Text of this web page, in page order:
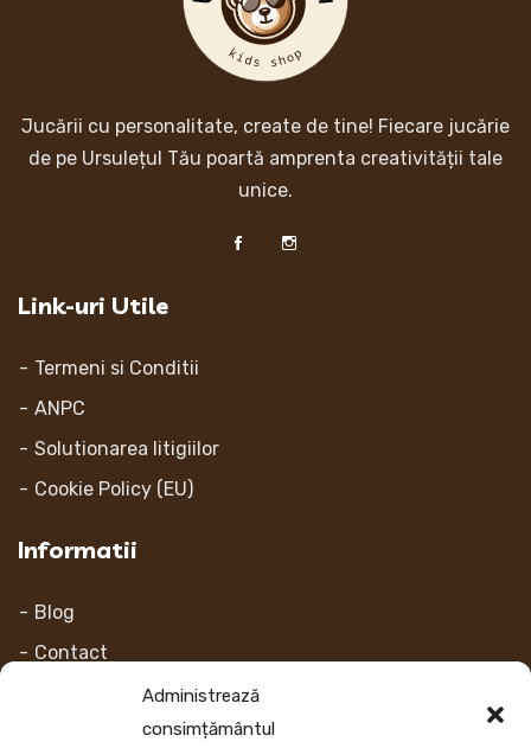
Administrează
consimțământul
Jucării cu personalitate, create de tine! Fiecare jucărie
de pe Ursulețul Tău poartă amprenta creativității tale
unice.
Link-uri Utile
Termeni si Conditii
ANPC
Solutionarea litigiilor
Cookie Policy (EU)
Informatii
Blog
Contact